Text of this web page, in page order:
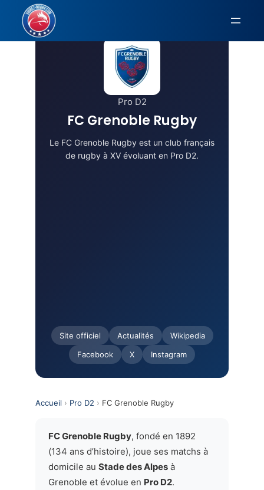
Aller
contenu
Pro D2
FC Grenoble Rugby
Le FC Grenoble Rugby est un club français
de rugby à XV évoluant en Pro D2.
Site officiel Actualités
Wikipedia
Facebook
X Instagram
Accueil › Pro D2 › FC Grenoble Rugby
FC Grenoble Rugby, fondé en 1892
(134 ans d’histoire), joue ses matchs à
domicile au Stade des Alpesà
Grenoble et évolue en Pro D2.